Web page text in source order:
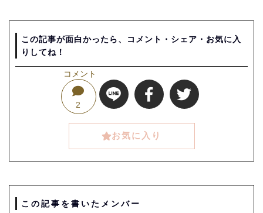
この記事が面白かったら、コメント・シェア・お気に入
りしてね！
コメント
2
お気に入り
この記事を書いたメンバー